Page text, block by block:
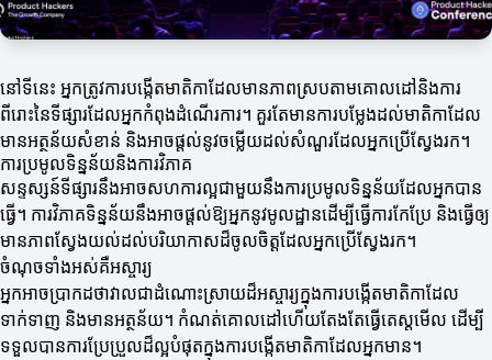
នៅទីនេះ អ្នកត្រូវការបង្កើតមាតិកាដែលមានភាពស្របតាមគោលដៅនិងការ
ពីរោះនៃទីផ្សារដែលអ្នកកំពុងដំណើរការ។ គួរតែមានការបម្លែងដល់មាតិកាដែល
មានអត្ថន័យសំខាន់ និងអាចផ្តល់នូវចម្លើយដល់សំណួរដែលអ្នកប្រើស្វែងរក។
ការប្រមូលទិន្នន័យនិងការវិភាគ
សន្ទស្សន៍ទីផ្សារនឹងអាចសហការល្អជាមួយនឹងការប្រមូលទិន្នន័យដែលអ្នកបាន
ធ្វើ។ ការវិភាគទិន្នន័យនឹងអាចផ្តល់ឱ្យអ្នកនូវមូលដ្ឋានដើម្បីធ្វើការកែប្រែ និងធ្វើឲ្យ
មានភាពស្វែងយល់ដល់បរិយាកាសដ៏ចូលចិត្តដែលអ្នកប្រើស្វែងរក។
ចំណុចទាំងអស់គឺអស្ចារ្យ
អ្នកអាចប្រាកដថាវាលជាដំណោះស្រាយដ៏អស្ចារ្យក្នុងការបង្កើតមាតិកាដែល
ទាក់ទាញ និងមានអត្ថន័យ។ កំណត់គោលដៅហើយតែងតែធ្វើតេស្តមើល ដើម្បី
ទទួលបានការប្រែប្រួលដ៏ល្អបំផុតក្នុងការបង្កើតមាតិកាដែលអ្នកមាន។